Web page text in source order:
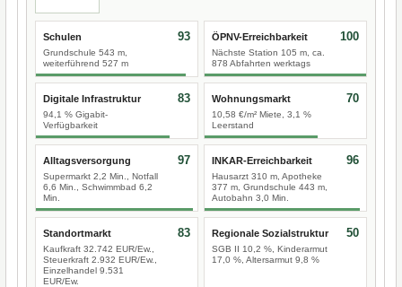
Schulen
Grundschule 543 m,
weiterführend 527 m
93 ÖPNV-Erreichbarkeit
Nächste Station 105 m, ca.
878 Abfahrten werktags
100
Digitale Infrastruktur
94,1 % Gigabit-
Verfügbarkeit
83 Wohnungsmarkt
10,58 €/m² Miete, 3,1 %
Leerstand
70
Alltagsversorgung
Supermarkt 2,2 Min., Notfall
6,6 Min., Schwimmbad 6,2
Min.
97 INKAR-Erreichbarkeit
Hausarzt 310 m, Apotheke
377 m, Grundschule 443 m,
Autobahn 3,0 Min.
96
Standortmarkt
Kaufkraft 32.742 EUR/Ew.,
Steuerkraft 2.932 EUR/Ew.,
Einzelhandel 9.531
EUR/Ew.
83 Regionale Sozialstruktur
SGB II 10,2 %, Kinderarmut
17,0 %, Altersarmut 9,8 %
50